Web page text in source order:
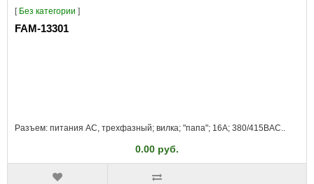
[ Без категории ]
FAM-13301
Разъем: питания AC, трехфазный; вилка; "папа"; 16А; 380/415ВAC..
0.00 руб.